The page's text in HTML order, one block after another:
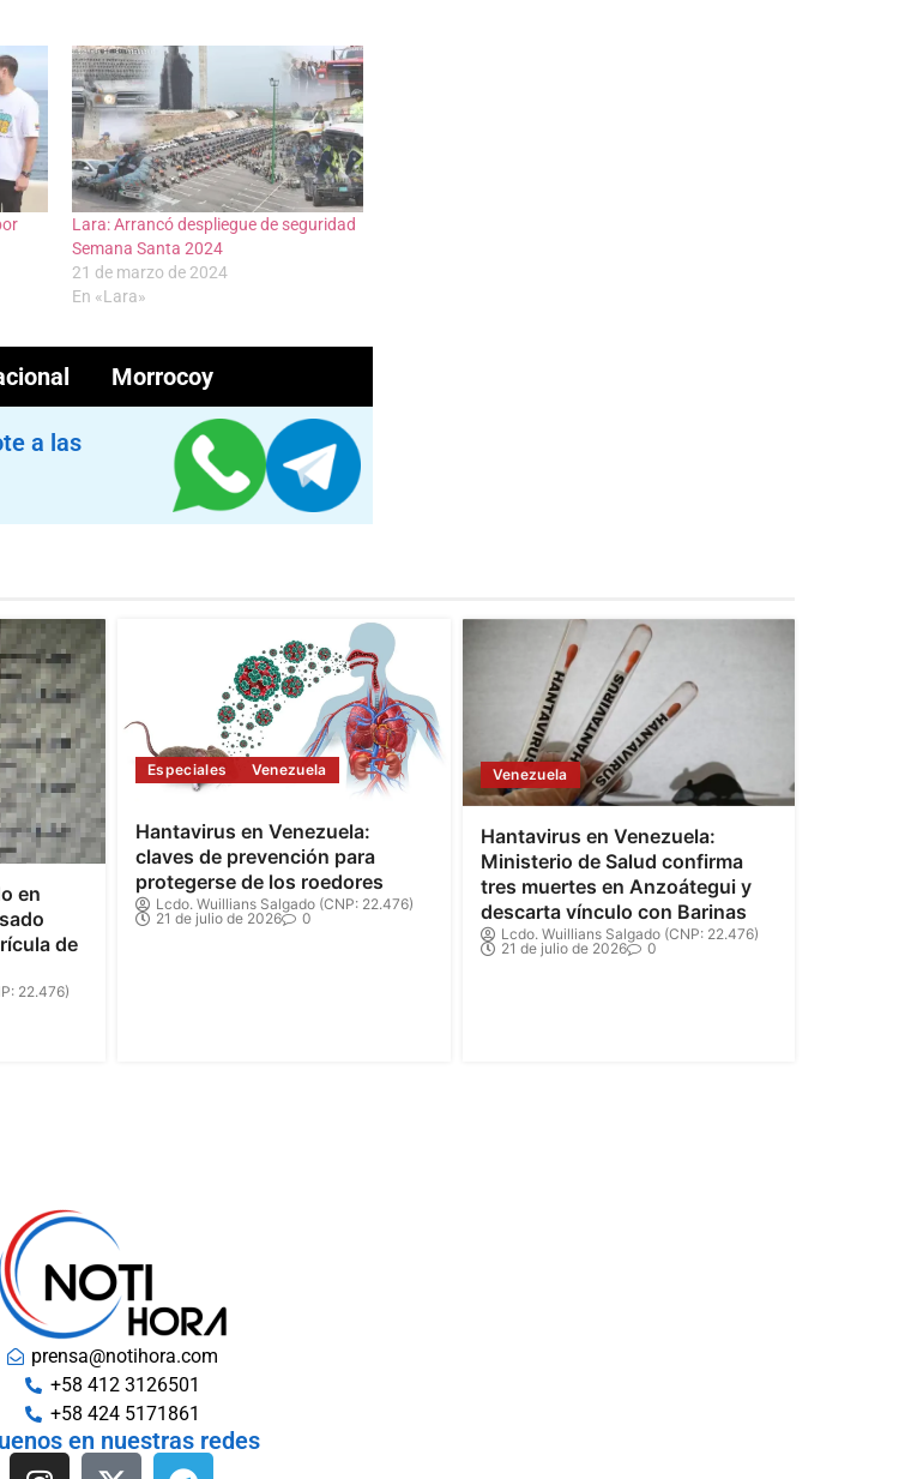
Lara: Arrancó despliegue de seguridad
Semana Santa 2024
21 de marzo de 2024
En «Lara»
Morrocoy
a las
en
de
22.476)
Especiales Venezuela
Hantavirus en Venezuela:
claves de prevención para
protegerse de los roedores
Lcdo. Wuillians Salgado (CNP: 22.476)
21 de julio de 2026
0
Venezuela
Hantavirus en Venezuela:
Ministerio de Salud confirma
tres muertes en Anzoátegui y
descarta vínculo con Barinas
Lcdo. Wuillians Salgado (CNP: 22.476)
21 de julio de 2026
0
prensa@notihora.com
+58 412 3126501
+58 424 5171861
en nuestras redes